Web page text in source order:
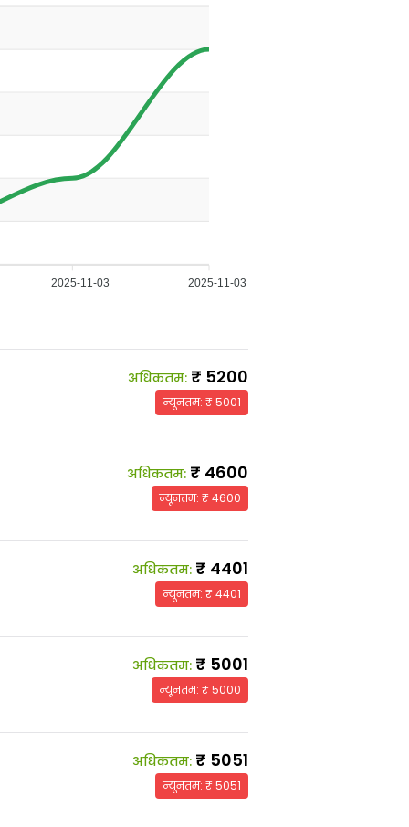
2025-11-03 2025-11-03
अधिकतम: ₹ 5200
न्यूनतम: ₹5001
अधिकतम: ₹ 4600
न्यूनतम: ₹4600
अधिकतम: ₹ 4401
न्यूनतम: ₹4401
अधिकतम: ₹ 5001
न्यूनतम: ₹5000
अधिकतम: ₹ 5051
न्यूनतम: ₹5051